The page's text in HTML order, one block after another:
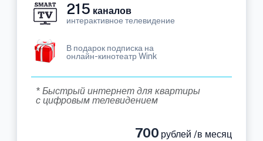
215 каналов
интерактивное телевидение
В подарок подписка на
онлайн-кинотеатр Wink
* Быстрый интернет для квартиры
с цифровым телевидением
700 рублей /в месяц